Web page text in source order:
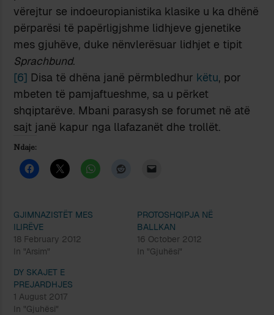
vërejtur se indoeuropianistika klasike u ka dhënë
përparësi të papërligjshme lidhjeve gjenetike
mes gjuhëve, duke nënvlerësuar lidhjet e tipit
Sprachbund.
[6] Disa të dhëna janë përmbledhur këtu, por
mbeten të pamjaftueshme, sa u përket
shqiptarëve. Mbani parasysh se forumet në atë
sajt janë kapur nga llafazanët dhe trollët.
Ndaje:
GJIMNAZISTËT MES
ILIRËVE
18 February 2012
In "Arsim"
PROTOSHQIPJA NË
BALLKAN
16 October 2012
In "Gjuhësi"
DY SKAJET E
PREJARDHJES
1 August 2017
In "Gjuhësi"